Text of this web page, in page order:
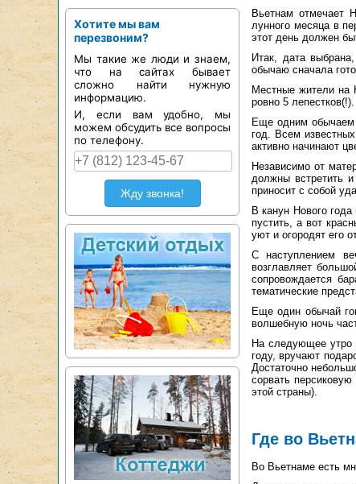
Хотите мы вам
перезвоним?
Мы такие же люди и знаем,
что на сайтах бывает
сложно найти нужную
информацию.
И, если вам удобно, мы
можем обсудить все вопросы
по телефону.
Жду звонка!
Вьетнам отмечает
лунного месяца в
этот день должен
Итак, дата
обычаю сначала
Местные жители на
ровно 5 лепестков(!).
Еще одним обычаем
год. Всем
активно начинают
Независимо от
должны встретить
приносит с собой
В канун Нового
пустить, а вот
уют и огородят его
С наступлением
возглавляет
сопровождается
тематические
Еще один обычай
волшебную ночь
На следующее утро
году, вручают
Достаточно
сорвать
этой страны).
Где во
Во Вьетнаме есть